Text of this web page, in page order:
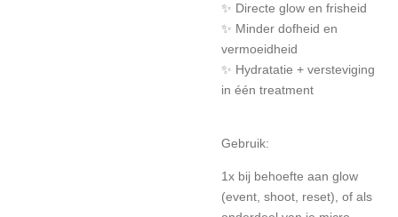
✨ Directe glow en frisheid
✨ Minder dofheid en
vermoeidheid
✨ Hydratatie + versteviging
in één treatment
Gebruik:
1x bij behoefte aan glow
(event, shoot, reset), of als